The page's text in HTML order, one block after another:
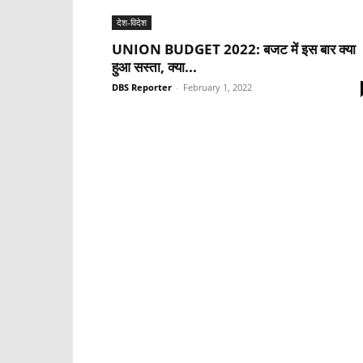
देश-विदेश
UNION BUDGET 2022: बजट में इस बार क्या
हुआ सस्ता, क्या...
DBS Reporter - February 1, 2022